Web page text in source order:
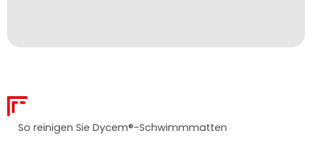
So reinigen Sie Dycem®-Schwimmmatten